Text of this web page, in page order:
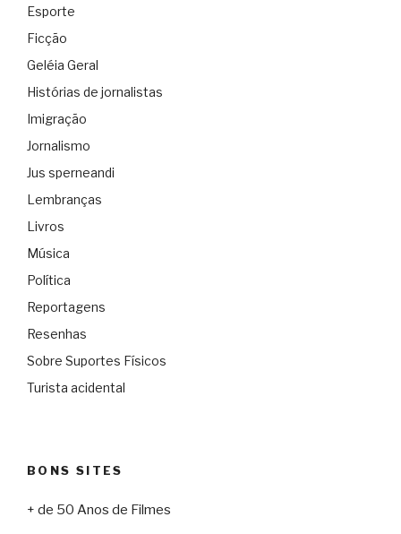
Esporte
Ficção
Geléia Geral
Histórias de jornalistas
Imigração
Jornalismo
Jus sperneandi
Lembranças
Livros
Música
Política
Reportagens
Resenhas
Sobre Suportes Físicos
Turista acidental
BONS SITES
+ de 50 Anos de Filmes